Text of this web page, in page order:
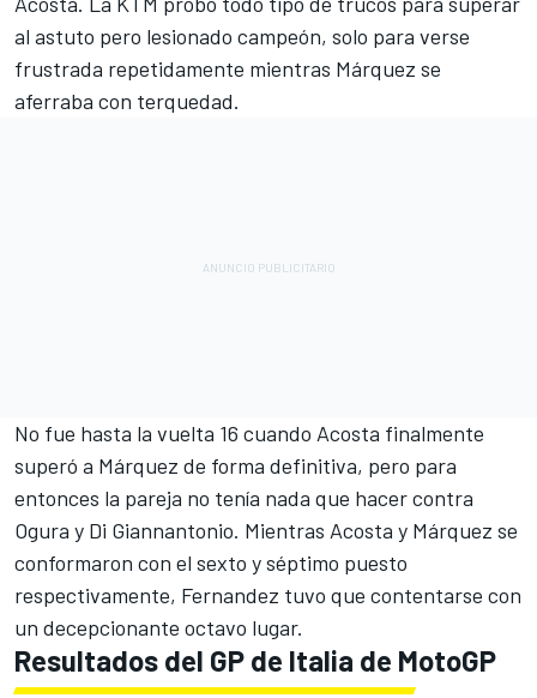
al astuto pero lesionado campeón, solo para verse
frustrada repetidamente mientras Márquez se
aferraba con terquedad.
No fue hasta la vuelta 16 cuando Acosta finalmente
superó a Márquez de forma definitiva, pero para
entonces la pareja no tenía nada que hacer contra
Ogura y Di Giannantonio. Mientras Acosta y Márquez se
conformaron con el sexto y séptimo puesto
respectivamente, Fernandez tuvo que contentarse con
un decepcionante octavo lugar.
Resultados del GP de Italia de MotoGP